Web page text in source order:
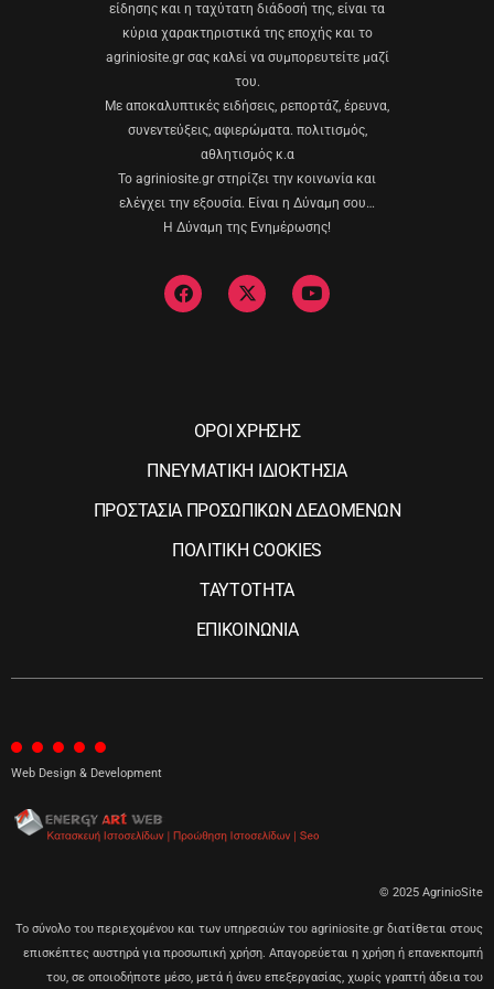
είδησης και η ταχύτατη διάδοσή της, είναι τα
κύρια χαρακτηριστικά της εποχής και το
agriniosite.gr σας καλεί να συμπορευτείτε μαζί
του.
Με αποκαλυπτικές ειδήσεις, ρεπορτάζ, έρευνα,
συνεντεύξεις, αφιερώματα. πολιτισμός,
αθλητισμός κ.α
Το agriniosite.gr στηρίζει την κοινωνία και
ελέγχει την εξουσία. Είναι η Δύναμη σου…
Η Δύναμη της Ενημέρωσης!
ΟΡΟΙ ΧΡΗΣΗΣ
ΠΝΕΥΜΑΤΙΚΗ ΙΔΙΟΚΤΗΣΙΑ
ΠΡΟΣΤΑΣΙΑ ΠΡΟΣΩΠΙΚΩΝ ΔΕΔΟΜΕΝΩΝ
ΠΟΛΙΤΙΚΗ COOKIES
ΤΑΥΤΟΤΗΤΑ
ΕΠΙΚΟΙΝΩΝΙΑ
Web Design & Development
© 2025 AgrinioSite
Το σύνολο του περιεχομένου και των υπηρεσιών του agriniosite.gr διατίθεται στους
επισκέπτες αυστηρά για προσωπική χρήση. Απαγορεύεται η χρήση ή επανεκπομπή
του, σε οποιοδήποτε μέσο, μετά ή άνευ επεξεργασίας, χωρίς γραπτή άδεια του